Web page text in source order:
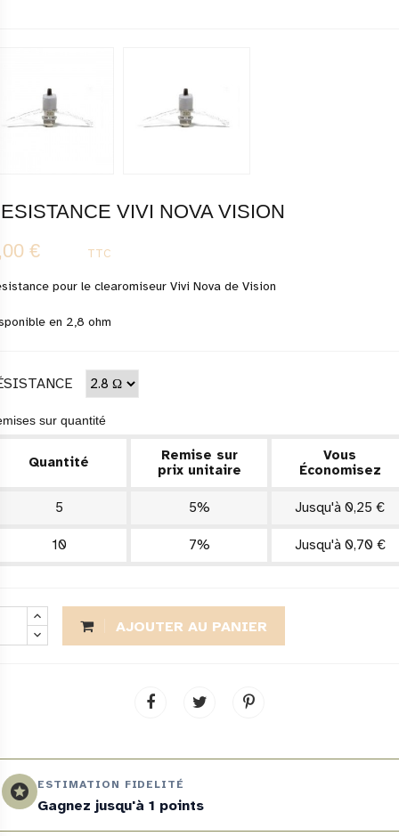
VIVI NOVA VISION
€
TTC
pour le clearomiseur Vivi Nova de Vision
en 2,8 ohm
sur quantité
Quantité
Remise sur
prix unitaire
Vous
Économisez
5 5% Jusqu'à 0,25 €
10 7% Jusqu'à 0,70 €
AJOUTER AU PANIER
stars ESTIMATION FIDELITÉ
Gagnez jusqu'à 1 points